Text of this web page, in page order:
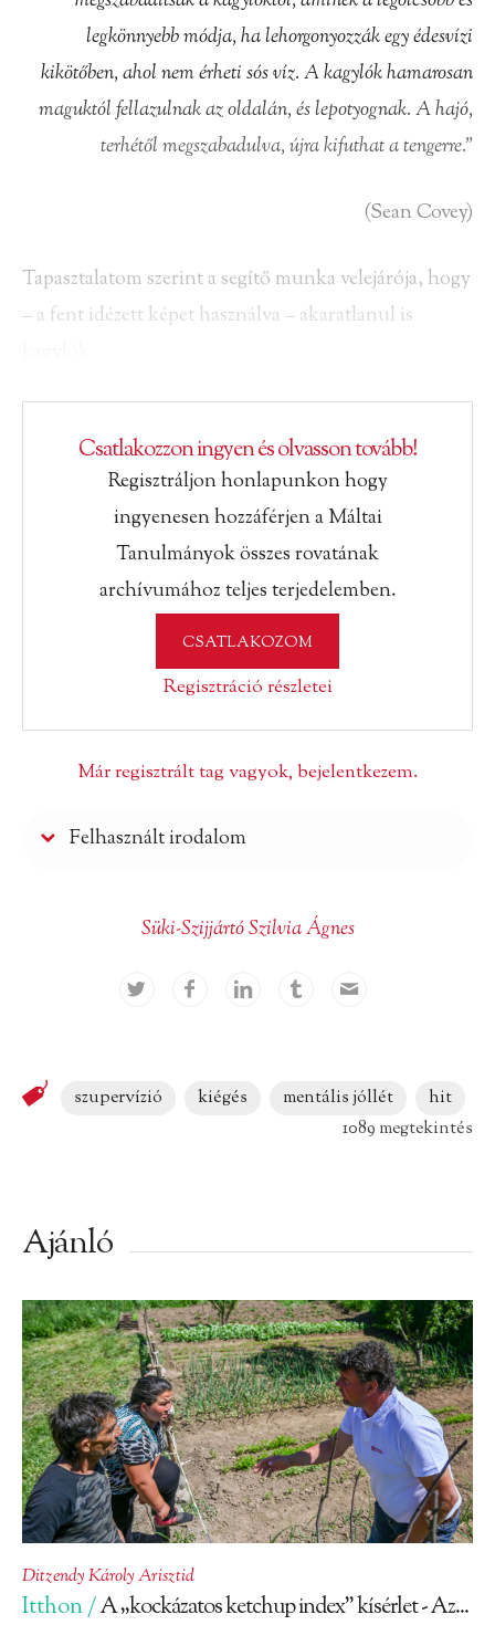
legkönnyebb módja, ha lehorgonyozzák egy édesvízi
kikötőben, ahol nem érheti sós víz. A kagylók hamarosan
maguktól fellazulnak az oldalán, és lepotyognak.Ahajó,
terhétőlmegszabadulva,újrakifuthatatengerre.”
(Sean Covey)
Tapasztalatom szerint a segítő munka velejárója, hogy
– a fent idézett képet használva – akaratlanul is
Csatlakozzon ingyen és olvasson tovább!
Regisztráljon honlapunkon hogy
ingyenesen hozzáférjen a Máltai
Tanulmányok összes rovatának
archívumához teljes terjedelemben.
CSATLAKOZOM
Regisztráció részletei
Már regisztrált tag vagyok, bejelentkezem.
Felhasznált irodalom
Süki-Szijjártó Szilvia Ágnes
szupervízió kiégés mentális jóllét
hit
1089 megtekintés
Ajánló
Ditzendy Károly Arisztid
Itthon /A „kockázatos ketchup index” kísérlet - Az...